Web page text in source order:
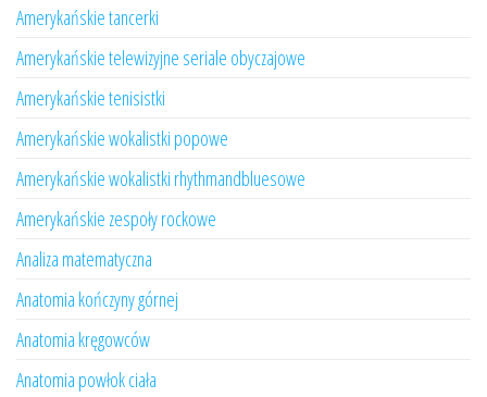
Amerykańskie tancerki
Amerykańskie telewizyjne seriale obyczajowe
Amerykańskie tenisistki
Amerykańskie wokalistki popowe
Amerykańskie wokalistki rhythmandbluesowe
Amerykańskie zespoły rockowe
Analiza matematyczna
Anatomia kończyny górnej
Anatomia kręgowców
Anatomia powłok ciała